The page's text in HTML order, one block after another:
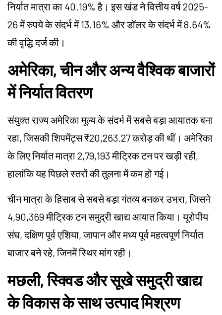
निर्यात मात्रा का 40.19% है। इस खंड ने वित्तीय वर्ष 2025-
26 में रुपये के संदर्भ में 13.16% और डॉलर के संदर्भ में 8.64%
की वृद्धि दर्ज की।
अमेरिका, चीन और अन्य वैश्विक बाजारों
में निर्यात वितरण
संयुक्त राज्य अमेरिका मूल्य के संदर्भ में सबसे बड़ा आयातक बना
रहा, जिसकी शिपमेंट्स ₹20,263.27 करोड़ की थीं। अमेरिका
के लिए निर्यात मात्रा 2,79,193 मीट्रिक टन पर खड़ी रही,
हालांकि यह पिछले स्तरों की तुलना में कम हो गई।
चीन मात्रा के हिसाब से सबसे बड़ा गंतव्य बनकर उभरा, जिसने
4,90,369 मीट्रिक टन समुद्री खाद्य आयात किया। यूरोपीय
संघ, दक्षिण पूर्व एशिया, जापान और मध्य पूर्व महत्वपूर्ण निर्यात
बाजार बने रहे, जिनमें स्थिर मांग रही।
मछली, स्क्विड और सूखे समुद्री खाद्य
के विकास के साथ उत्पाद मिश्रण